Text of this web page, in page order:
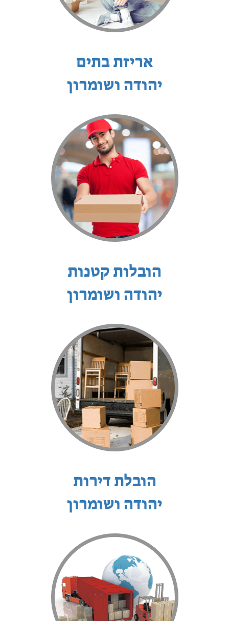
אריזת בתים
יהודה ושומרון
הובלות קטנות
יהודה ושומרון
הובלת דירות
יהודה ושומרון